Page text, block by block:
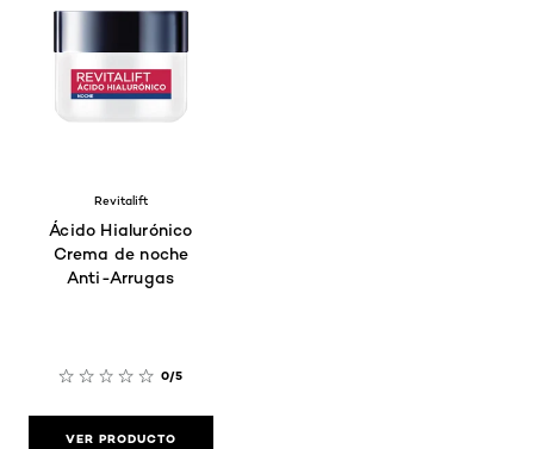
Revitalift
Ácido Hialurónico
Crema de noche
Anti-Arrugas
0/5
VER PRODUCTO